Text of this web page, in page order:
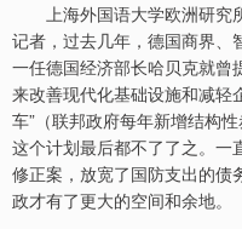
上海外国语大学欧洲研究
记者，过去几年，德国商界、
一任德国经济部长哈贝克就曾
来改善现代化基础设施和减轻
车”（联邦政府每年新增结构
这个计划最后都不了了之。一
修正案，放宽了国防支出的债
政才有了更大的空间和余地。